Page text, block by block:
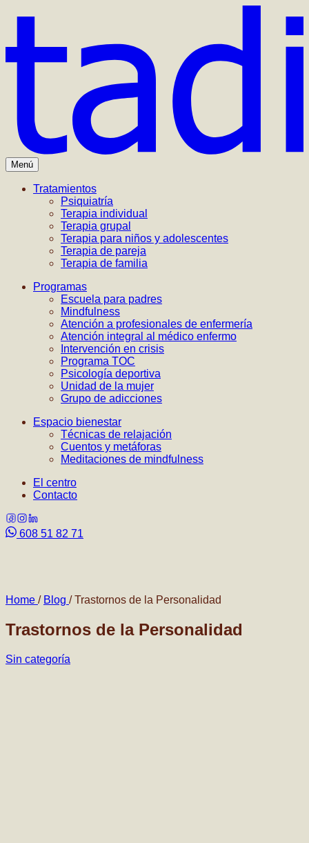
Menú
Tratamientos
Psiquiatría
Terapia individual
Terapia grupal
Terapia para niños y adolescentes
Terapia de pareja
Terapia de familia
Programas
Escuela para padres
Mindfulness
Atención a profesionales de enfermería
Atención integral al médico enfermo
Intervención en crisis
Programa TOC
Psicología deportiva
Unidad de la mujer
Grupo de adicciones
Espacio bienestar
Técnicas de relajación
Cuentos y metáforas
Meditaciones de mindfulness
El centro
Contacto
608 51 82 71
Home / Blog / Trastornos de la Personalidad
Trastornos de la Personalidad
Sin categoría